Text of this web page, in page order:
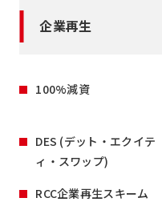
企業再生
100%減資
DES (デット・エクイテ
ィ・スワップ)
RCC企業再生スキーム